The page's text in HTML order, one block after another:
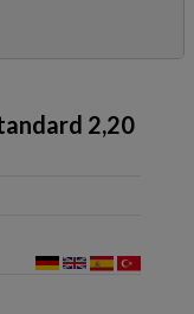
2,20